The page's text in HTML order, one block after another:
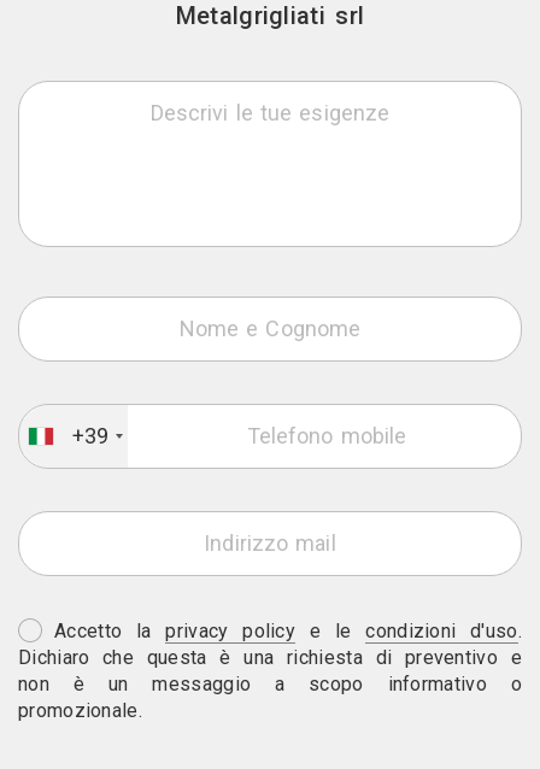
Metalgrigliati srl
+39
Accetto laprivacy policy e lecondizioni d'uso.
Dichiaro che questa è una richiesta di preventivo e
non è un messaggio a scopo informativo o
promozionale.